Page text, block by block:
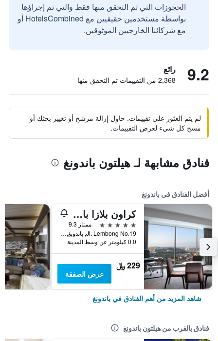
الحجوزات التي تم التحقق منها فقط والتي تم إجراؤها
بواسطة مستخدمين حقيقيين مع HotelsCombined أو
مع شركائنا الخارجيين الموثوقين.
9.2 رائع
2,368 من التقييمات تم التحقق منها
لم يتم العثور على تقييمات. حاول إزالة مرشح أو تغيير بحثك أو
مسح كل شيء لعرض التقييمات.
فنادق مشابهة لـ هيلتون باندونغ
أفضل الفنادق في باندونغ
كراون بلازا باندونغ
5 نجوم
ممتاز 9.3
Jl. Lembong No.19, باندونغ, إندونيسيا
0.0 كيلومتر عن وسط المدينة
229 ﷼
عرض الصفقة
شاهد المزيد من أهم الفنادق في باندونغ
فنادق بالقرب من هيلتون باندونغ